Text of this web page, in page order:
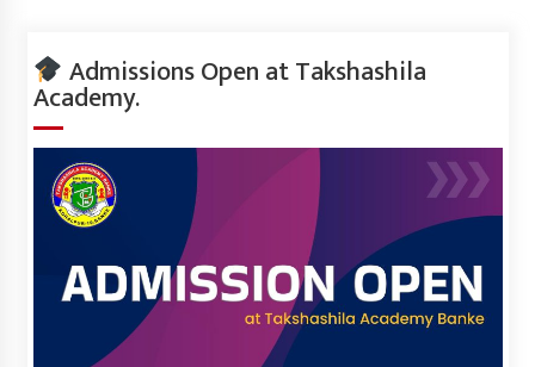
Admissions Open at Takshashila
Academy.